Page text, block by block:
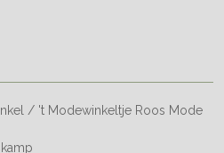
/ 't Modewinkeltje Roos Mode